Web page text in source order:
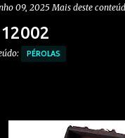
destaque
09, 2025Mais deste
REGENCIAL
REINADO
PÉROLAS